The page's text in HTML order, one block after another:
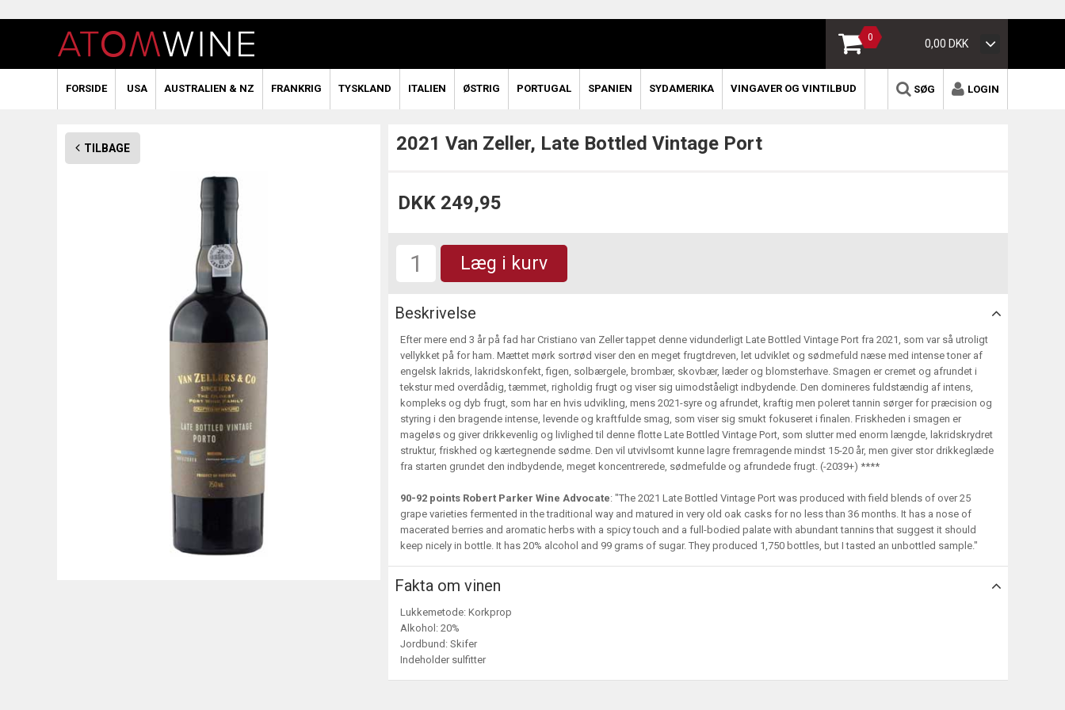
0 0,00 DKK
FORSIDE USA AUSTRALIEN & NZ FRANKRIG TYSKLAND ITALIEN ØSTRIG PORTUGAL SPANIEN SYDAMERIKA VINGAVER OG VINTILBUD LOGIN
SØG
TILBAGE 2021 Van Zeller, Late Bottled Vintage Port
DKK 249,95
Læg i kurv
Beskrivelse
Efter mere end 3 år på fad har Cristiano van Zeller tappet denne vidunderligt Late Bottled Vintage Port fra 2021, som var så utroligt
vellykket på for ham. Mættet mørk sortrød viser den en meget frugtdreven, let udviklet og sødmefuld næse med intense toner af
engelsk lakrids, lakridskonfekt, figen, solbærgele, brombær, skovbær, læder og blomsterhave. Smagen er cremet og afrundet i
tekstur med overdådig, tæmmet, righoldig frugt og viser sig uimodståeligt indbydende. Den domineres fuldstændig af intens,
kompleks og dyb frugt, som har en hvis udvikling, mens 2021-syre og afrundet, kraftig men poleret tannin sørger for præcision og
styring i den bragende intense, levende og kraftfulde smag, som viser sig smukt fokuseret i finalen. Friskheden i smagen er
mageløs og giver drikkevenlig og livlighed til denne flotte Late Bottled Vintage Port, som slutter med enorm længde, lakridskrydret
struktur, friskhed og kærtegnende sødme. Den vil utvivlsomt kunne lagre fremragende mindst 15-20 år, men giver stor drikkeglæde
fra starten grundet den indbydende, meget koncentrerede, sødmefulde og afrundede frugt. (-2039+) ****
90-92 points Robert Parker Wine Advocate: "The 2021 Late Bottled Vintage Port was produced with field blends of over 25
grape varieties fermented in the traditional way and matured in very old oak casks for no less than 36 months. It has a nose of
macerated berries and aromatic herbs with a spicy touch and a full-bodied palate with abundant tannins that suggest it should
keep nicely in bottle. It has 20% alcohol and 99 grams of sugar. They produced 1,750 bottles, but I tasted an unbottled sample."
Fakta om vinen
Lukkemetode: Korkprop
Alkohol: 20%
Jordbund: Skifer
Indeholder sulfitter